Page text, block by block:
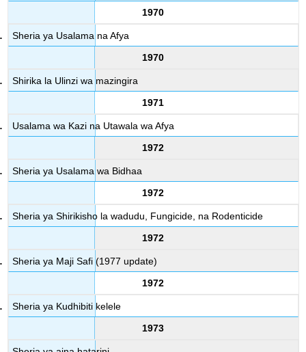
1970
Sheria ya Usalama na Afya
1970
Shirika la Ulinzi wa mazingira
1971
Usalama wa Kazi na Utawala wa Afya
1972
Sheria ya Usalama wa Bidhaa
1972
Sheria ya Shirikisho la wadudu, Fungicide, na Rodenticide
1972
Sheria ya Maji Safi (1977 update)
1972
Sheria ya Kudhibiti kelele
1973